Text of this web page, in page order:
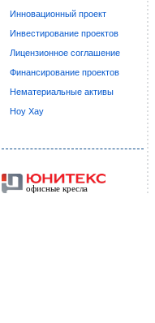
Инновационный проект
Инвестирование проектов
Лицензионное соглашение
Финансирование проектов
Нематериальные активы
Ноу Хау
офисные кресла